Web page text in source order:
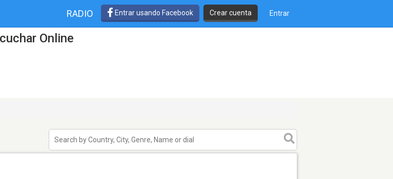
RADIO Entrar usando Facebook Crear cuenta Entrar
Online